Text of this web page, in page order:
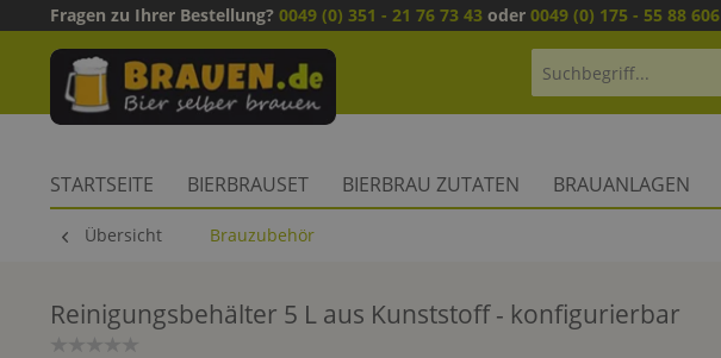
Fragen zu Ihrer Bestellung? 0049 (0) 351 - 21 76 73 43 oder 0049 (0) 175 - 55 88 606
STARTSEITE BIERBRAUSET BIERBRAU ZUTATEN BRAUANLAGEN
Übersicht Brauzubehör
Reinigungsbehälter 5 L aus Kunststoff - konfigurierbar